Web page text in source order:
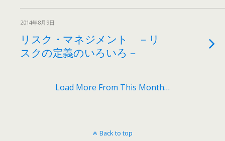
2014年8月9日
リスク・マネジメント －リ
スクの定義のいろいろ－
Load More From This Month…
Back to top